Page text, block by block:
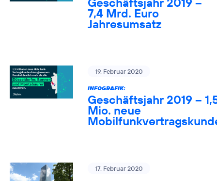
7,4 Mrd. Euro
Jahresumsatz
19. Februar 2020
INFOGRAFIK:
Geschäftsjahr 2019 –
Mio. neue
17. Februar 2020